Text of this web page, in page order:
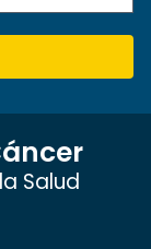
Salud